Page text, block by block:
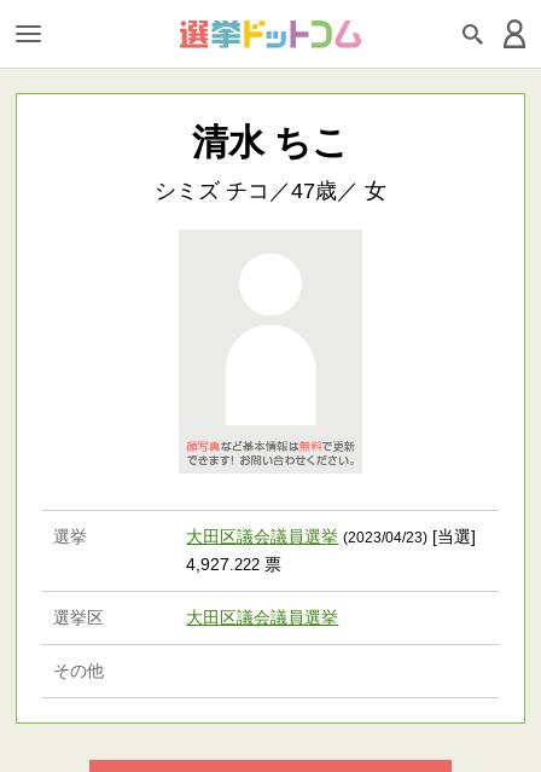
清水 ちこ
シミズ チコ／47歳／ 女
選挙 大田区議会議員選挙 (2023/04/23) [当選]
4,927.222 票
選挙区 大田区議会議員選挙
その他